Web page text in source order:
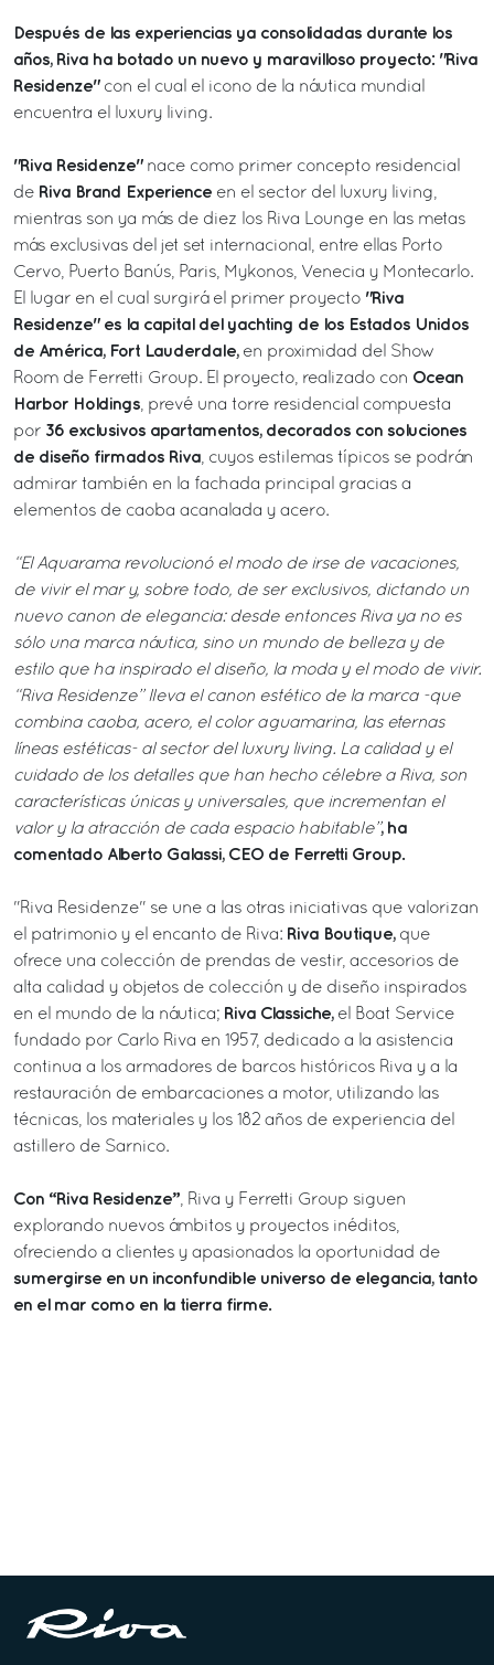
Después de las experiencias ya consolidadas durante los
años, Riva ha botado un nuevo y maravilloso proyecto: "Riva
Residenze" con el cual el icono de la náutica mundial
encuentra el luxury living.
"Riva Residenze" nace como primer concepto residencial
de Riva Brand Experience en el sector del luxury living,
mientras son ya más de diez los Riva Lounge en las metas
más exclusivas del jet set internacional, entre ellas Porto
Cervo, Puerto Banús, Paris, Mykonos, Venecia y Montecarlo.
El lugar en el cual surgirá el primer proyecto "Riva
Residenze" es la capital del yachting de los Estados Unidos
de América, Fort Lauderdale, en proximidad del Show
Room de Ferretti Group. El proyecto, realizado con Ocean
Harbor Holdings , prevé una torre residencial compuesta
por 36 exclusivos apartamentos, decorados con soluciones
de diseño firmados Riva , cuyos estilemas típicos se podrán
admirar también en la fachada principal gracias a
elementos de caoba acanalada y acero.
“El Aquarama revolucionó el modo de irse de vacaciones,
de vivir el mar y, sobre todo, de ser exclusivos, dictando un
nuevo canon de elegancia: desde entonces Riva ya no es
sólo una marca náutica, sino un mundo de belleza y de
estilo que ha inspirado el diseño, la moda y el modo de vivir.
“Riva Residenze” lleva el canon estético de la marca -que
combina caoba, acero, el color aguamarina, las eternas
líneas estéticas- al sector del luxury living. La calidad y el
cuidado de los detalles que han hecho célebre a Riva, son
características únicas y universales, que incrementan el
valor y la atracción de cada espacio habitable”, ha
comentado Alberto Galassi, CEO de Ferretti Group.
"Riva Residenze" se une a las otras iniciativas que valorizan
el patrimonio y el encanto de Riva: Riva Boutique, que
ofrece una colección de prendas de vestir, accesorios de
alta calidad y objetos de colección y de diseño inspirados
en el mundo de la náutica; Riva Classiche, el Boat Service
fundado por Carlo Riva en 1957, dedicado a la asistencia
continua a los armadores de barcos históricos Riva y a la
restauración de embarcaciones a motor, utilizando las
técnicas, los materiales y los 182 años de experiencia del
astillero de Sarnico.
Con “Riva Residenze” , Riva y Ferretti Group siguen
explorando nuevos ámbitos y proyectos inéditos,
ofreciendo a clientes y apasionados la oportunidad de
sumergirse en un inconfundible universo de elegancia, tanto
en el mar como en la tierra firme.